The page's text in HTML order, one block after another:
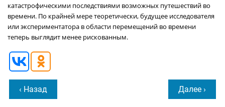
катастрофическими последствиями возможных путешествий во
времени. По крайней мере теоретически, будущее исследователя
или экспериментатора в области перемещений во времени
теперь выглядит менее рискованным.
‹ Назад Далее ›